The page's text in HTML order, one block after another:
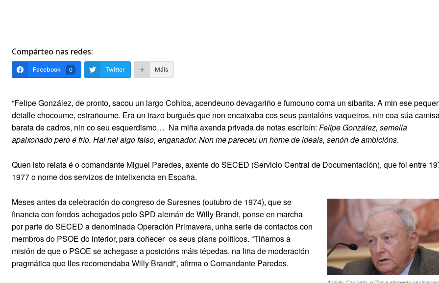
Compárteo nas redes:
Facebook 0 Twitter Máis
“Felipe González, de pronto, sacou un largo Cohiba, acendeuno devagariño e fumouno coma un sibarita. A min ese
detalle chocoume, estrañoume. Era un trazo burgués que non encaixaba cos seus pantalóns vaqueiros, nin coa súa
barata de cadros, nin co seu esquerdismo… Na miña axenda privada de notas escribín: Felipe González, semella
apaixonado pero é frío. Hai nel algo falso, enganador. Non me pareceu un home de ideais, senón de ambicións.
Quen isto relata é o comandante Miguel Paredes, axente do SECED (Servicio Central de Documentación), que foi entre
1977 o nome dos servizos de intelixencia en España.
Meses antes da celebración do congreso de Suresnes (outubro de 1974), que se
financia con fondos achegados polo SPD alemán de Willy Brandt, ponse en marcha
por parte do SECED a denominada Operación Primavera, unha serie de contactos con
membros do PSOE do interior, para coñecer os seus plans políticos. “Tiñamos a
misión de que o PSOE se achegase a posicións máis tépedas, na liña de moderación
pragmática que lles recomendaba Willy Brandt”, afirma o Comandante Paredes.